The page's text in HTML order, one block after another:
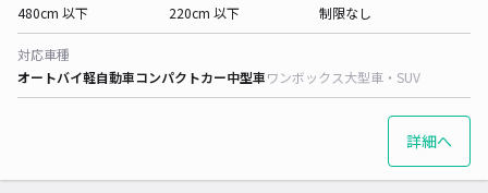
480cm 以下
220cm 以下
制限なし
対応車種
オートバイ軽自動車コンパクトカー中型車ワンボックス大型車・SUV
詳細へ